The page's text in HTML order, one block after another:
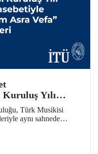
Kuruluş Yılı
Vefa” Konseri
Türk Musikisi
aynı sahnede